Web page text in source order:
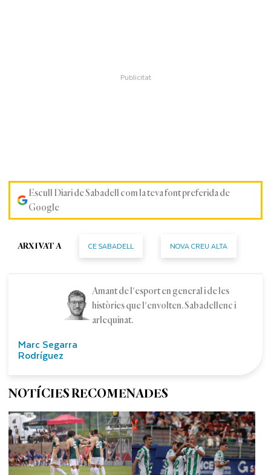
Escull Diari de Sabadell com la teva font preferida de
Google
ARXIVAT A CE SABADELL NOVA CREU ALTA
Marc Segarra
Rodríguez
Amant de l'esport en general i de les
històries que l'envolten. Sabadellenc i
arlequinat.
NOTÍCIES RECOMENADES